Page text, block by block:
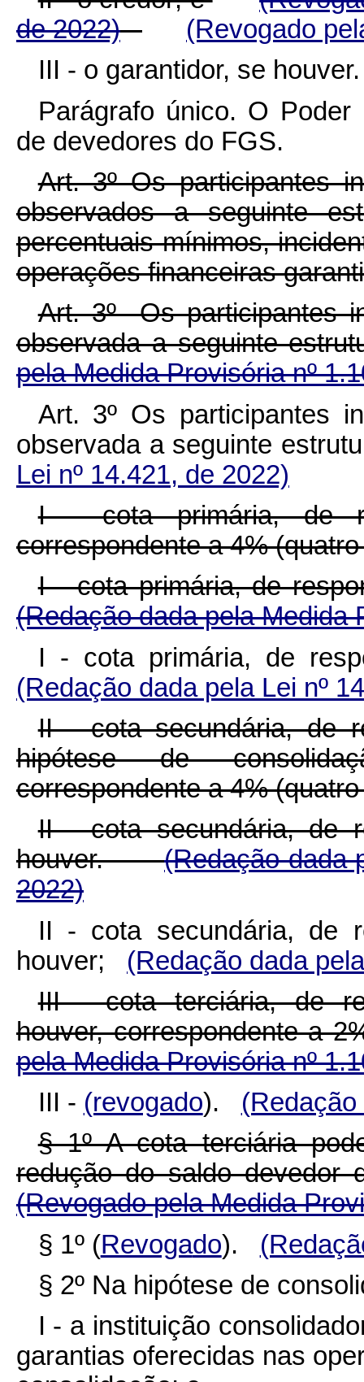
de 2022)
(Revogado
III - o garantidor, se houver.
Parágrafo único. O
de devedores do FGS.
Art. 3º Os participantes
observados a seguinte
percentuais mínimos,
operações financeiras
Art. 3º Os participantes
observada a seguinte
pela Medida Provisória nº
Art. 3º Os participantes
observada a seguinte
Lei nº 14.421, de 2022)
I - cota primária, de
correspondente a 4%
I - cota primária, de
(Redação dada pela Medida
I - cota primária, de
(Redação dada pela Lei nº
II - cota secundária, de
hipótese de
correspondente a 4%
II - cota secundária, de
houver.(Redação dada
2022)
II - cota secundária, de
houver; (Redação dada
III - cota terciária, de
houver, correspondente
pela Medida Provisória nº
III - (revogado). (Redação
§ 1º A cota terciária
redução do saldo
(Revogado pela Medida
§ 1º (Revogado).
§ 2º Na hipótese de
I - a instituição
garantias oferecidas nas